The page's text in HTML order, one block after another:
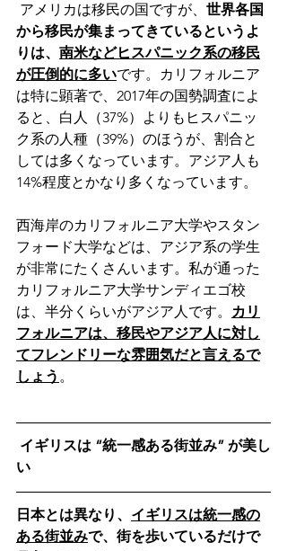
アメリカは移民の国ですが、 世界各国
から移民が集まってきているというよ
りは、 南米などヒスパニック系の移民
が圧倒的に多いです。カリフォルニア
は特に顕著で、2017年の国勢調査によ
ると、白人（37%）よりもヒスパニッ
ク系の人種（39%）のほうが、割合と
しては多くなっています。アジア人も
14%程度とかなり多くなっています。
西海岸のカリフォルニア大学やスタン
フォード大学などは、アジア系の学生
が非常にたくさんいます。私が通った
カリフォルニア大学サンディエゴ校
は、半分くらいがアジア人です。 カリ
フォルニアは、移民やアジア人に対し
てフレンドリーな雰囲気だと言えるで
しょう 。
い
日本とは異なり、 イギリスは統一感の
ある街並みで、街を歩いているだけで